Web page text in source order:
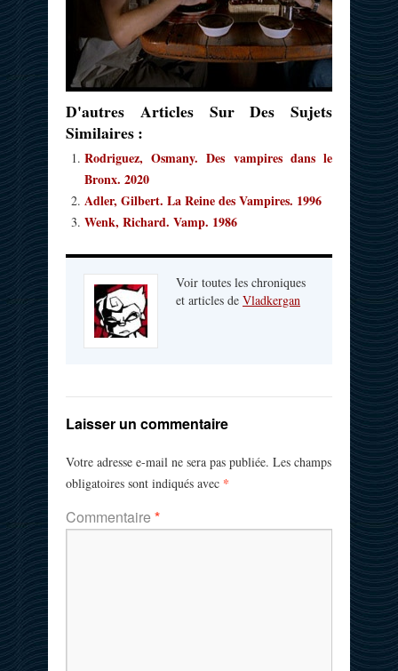
D'autres Articles Sur Des Sujets
Similaires :
Rodriguez, Osmany. Des vampires dans le
Bronx. 2020
Adler, Gilbert. La Reine des Vampires. 1996
Wenk, Richard. Vamp. 1986
Voir toutes les chroniques
et articles de Vladkergan
Laisser un commentaire
Votre adresse e-mail ne sera pas publiée. Les champs
obligatoires sont indiqués avec *
Commentaire *